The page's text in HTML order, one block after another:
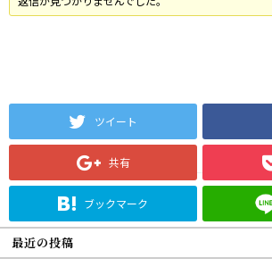
ツイート
共有
ブックマーク
最近の投稿